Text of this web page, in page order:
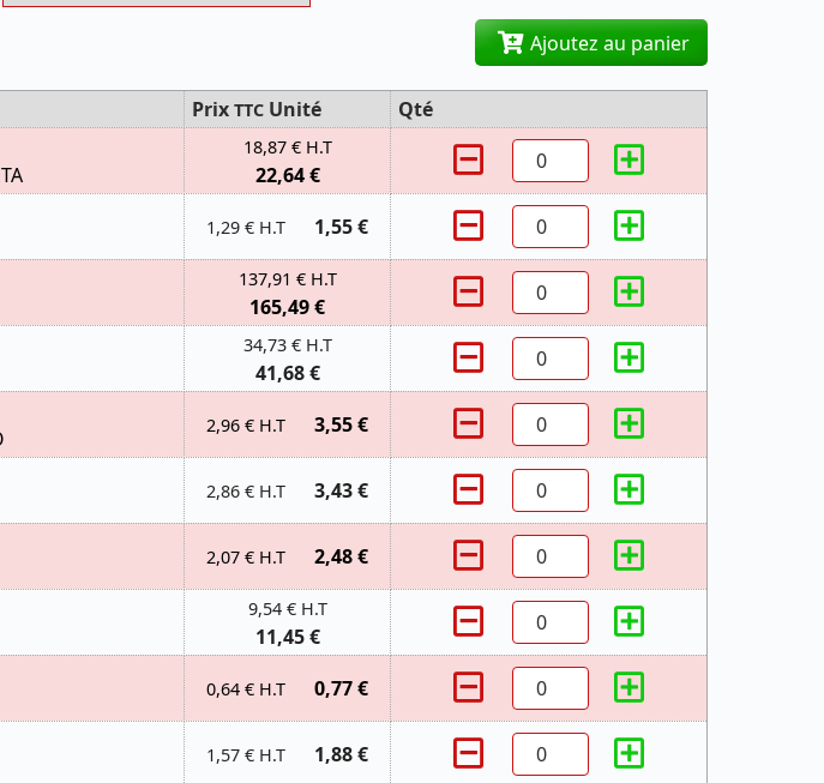
Ajoutez au panier
Prix TTC Unité
Qté
18,87 € H.T
22,64 €
1,29 € H.T 1,55 €
137,91 € H.T
165,49 €
34,73 € H.T
41,68 €
2,96 € H.T 3,55 €
2,86 € H.T 3,43 €
2,07 € H.T 2,48 €
9,54 € H.T
11,45 €
0,64 € H.T 0,77 €
1,57 € H.T 1,88 €